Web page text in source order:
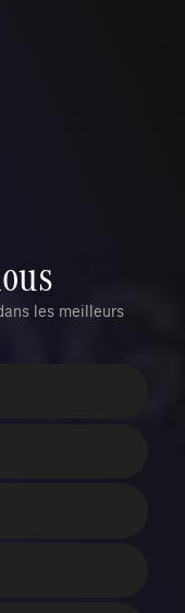
les meilleurs